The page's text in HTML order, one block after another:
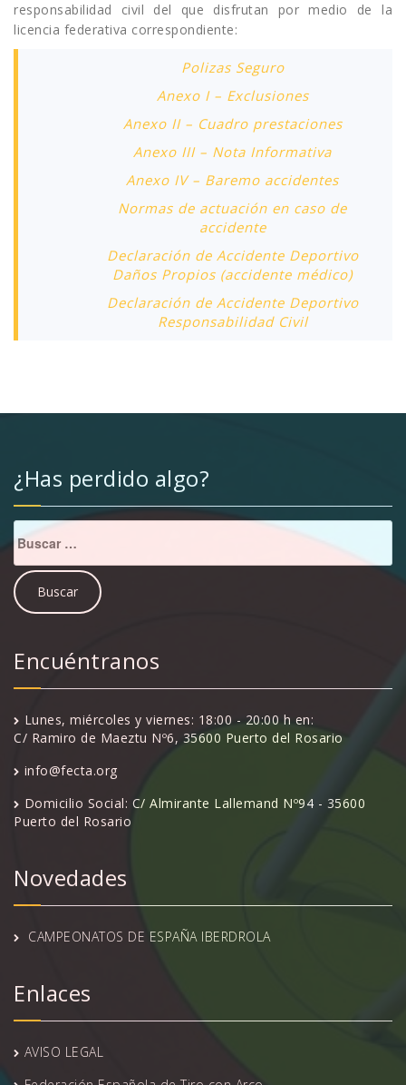
responsabilidad civil del que disfrutan por medio de la
licencia federativa correspondiente:
Polizas Seguro
Anexo I – Exclusiones
Anexo II – Cuadro prestaciones
Anexo III – Nota Informativa
Anexo IV – Baremo accidentes
Normas de actuación en caso de
accidente
Declaración de Accidente Deportivo
Daños Propios (accidente médico)
Declaración de Accidente Deportivo
Responsabilidad Civil
¿Has perdido algo?
Encuéntranos
Lunes, miércoles y viernes: 18:00 - 20:00 h en:
C/ Ramiro de Maeztu Nº6, 35600 Puerto del Rosario
info@fecta.org
Domicilio Social: C/ Almirante Lallemand Nº94 - 35600
Puerto del Rosario
Novedades
CAMPEONATOS DE ESPAÑA IBERDROLA
Enlaces
AVISO LEGAL